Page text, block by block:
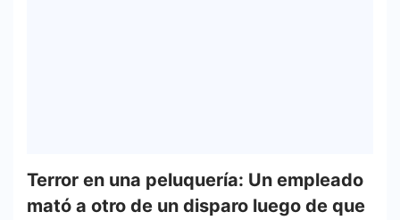
Terror en una peluquería: Un empleado
mató a otro de un disparo luego de que